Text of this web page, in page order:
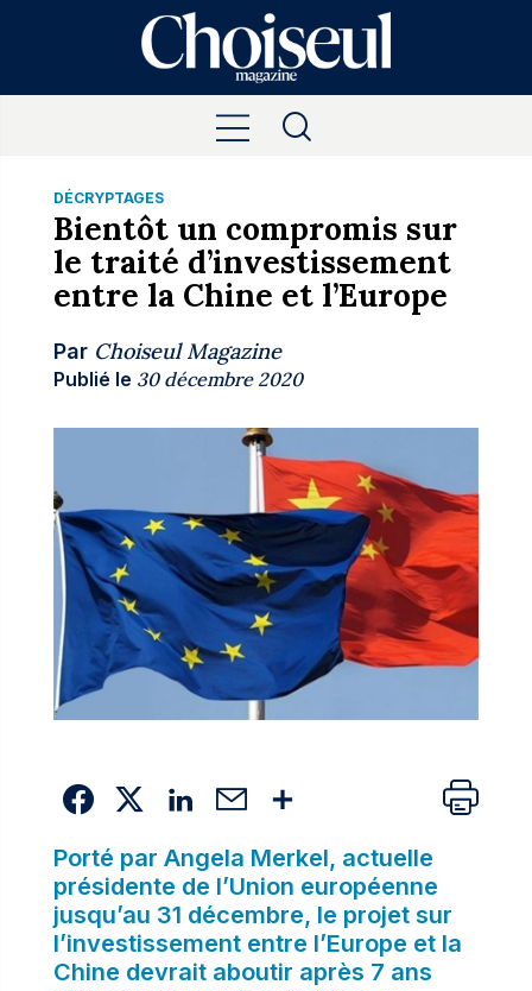
DÉCRYPTAGES
Bientôt un compromis sur
le traité d’investissement
entre la Chine et l’Europe
Par Choiseul Magazine
Publié le 30 décembre 2020
Porté par Angela Merkel, actuelle
présidente de l’Union européenne
jusqu’au 31 décembre, le projet sur
l’investissement entre l’Europe et la
Chine devrait aboutir après 7 ans